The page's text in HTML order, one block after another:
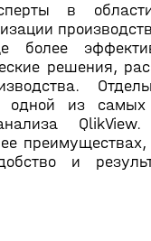
в
более
решения,
одной из
QlikView.
и